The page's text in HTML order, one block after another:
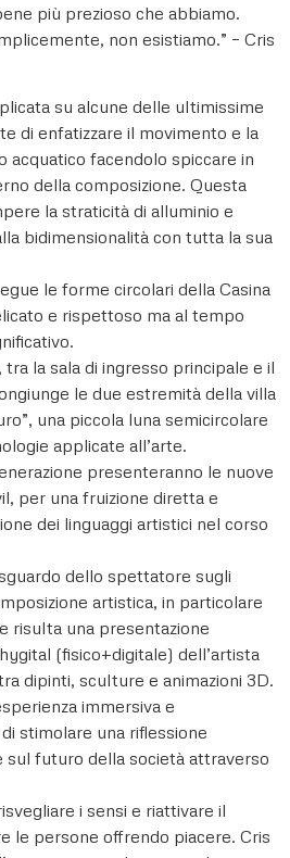
più prezioso che abbiamo.
non esistiamo.” – Cris
su alcune delle ultimissime
di enfatizzare il movimento e la
acquatico facendolo spiccare in
della composizione. Questa
la straticità di alluminio e
bidimensionalità con tutta la sua
le forme circolari della Casina
e rispettoso ma al tempo
la sala di ingresso principale e il
le due estremità della villa
una piccola luna semicircolare
applicate all’arte.
presenteranno le nuove
per una fruizione diretta e
dei linguaggi artistici nel corso
dello spettatore sugli
artistica, in particolare
risulta una presentazione
(fisico+digitale) dell’artista
dipinti, sculture e animazioni 3D.
immersiva e
stimolare una riflessione
futuro della società attraverso
i sensi e riattivare il
le persone offrendo piacere. Cris